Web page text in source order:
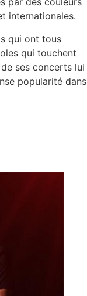
internationales.
qui ont tous
qui touchent
ses concerts lui
popularité dans